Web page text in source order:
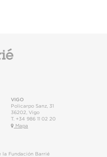
VIGO
Policarpo Sanz, 31
36202 Vigo
T. +34 986 11 02 20
Mapa
la Fundación Barrié